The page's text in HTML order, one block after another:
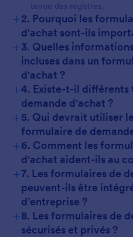
tenue des registres.
+2. Pourquoi les
d'achat sont-ils
+3. Quelles
incluses dans un
d'achat ?
+4. Existe-t-il différents
demande d'achat ?
+5. Qui devrait utiliser
formulaire de
+6. Comment les
d'achat aident-ils au
+7. Les formulaires de
peuvent-ils être
d’entreprise ?
+8. Les formulaires de
sécurisés et privés ?